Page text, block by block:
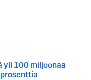
yli 100 miljoonaa